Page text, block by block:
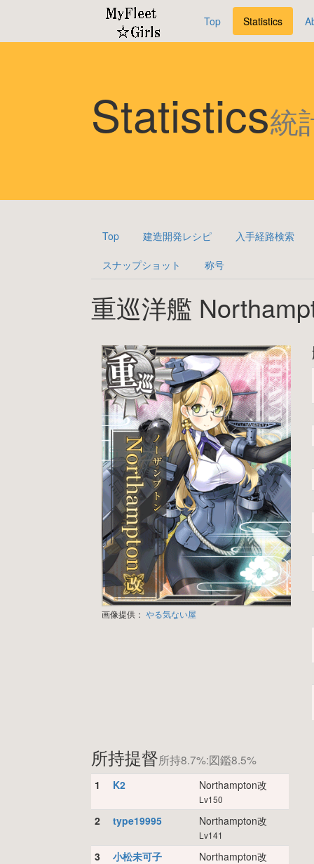
Top Statistics
Statistics統
Top 建造開発レシピ 入手経路検索
スナップショット 称号
重巡洋艦
画像提供： やる気ない屋
所持提督所持8.7%:図鑑8.5%
1 K2 Northampton改
Lv150
2 type19995 Northampton改
Lv141
3 小松未可子 Northampton改